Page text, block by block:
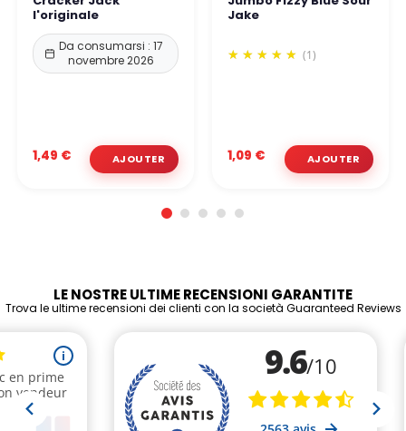
l'originale
Da consumarsi : 17
novembre 2026
1,49 €
Jake
(1)
1,09 €
LE NOSTRE ULTIME RECENSIONI GARANTITE
Trova le ultime recensioni dei clienti con la società Guaranteed Reviews